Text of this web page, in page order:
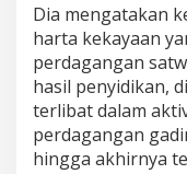
Dia mengatakan
harta kekayaan
perdagangan
hasil penyidikan,
terlibat dalam
perdagangan
hingga akhirnya